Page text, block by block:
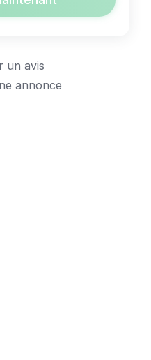
un avis
annonce